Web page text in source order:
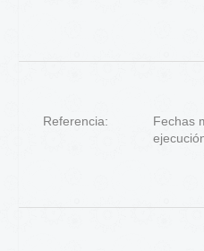
Referencia:
Fechas